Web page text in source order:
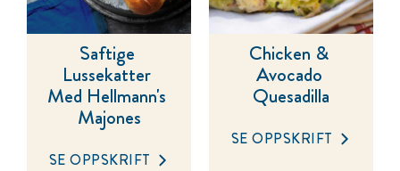
Saftige
Lussekatter
Med Hellmann's
Majones
SE OPPSKRIFT
Chicken &
Avocado
Quesadilla
SE OPPSKRIFT